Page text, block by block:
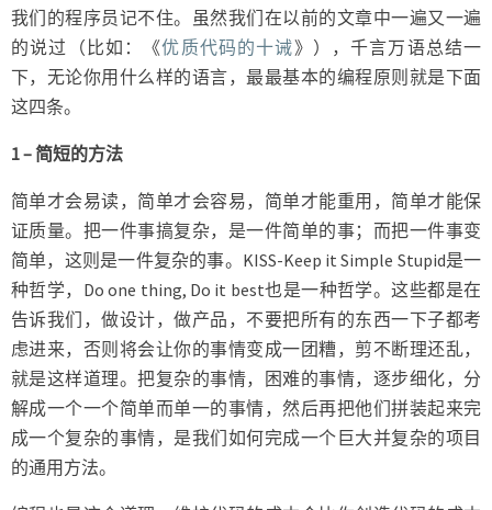
我们的程序员记不住。虽然我们在以前的文章中一遍又一遍
的说过（比如：《优质代码的十诫》），千言万语总结一
下，无论你用什么样的语言，最最基本的编程原则就是下面
这四条。
1 – 简短的方法
简单才会易读，简单才会容易，简单才能重用，简单才能保
证质量。把一件事搞复杂，是一件简单的事；而把一件事变
简单，这则是一件复杂的事。KISS-Keep it Simple Stupid是一
种哲学，Do one thing, Do it best也是一种哲学。这些都是在
告诉我们，做设计，做产品，不要把所有的东西一下子都考
虑进来，否则将会让你的事情变成一团糟，剪不断理还乱，
就是这样道理。把复杂的事情，困难的事情，逐步细化，分
解成一个一个简单而单一的事情，然后再把他们拼装起来完
成一个复杂的事情，是我们如何完成一个巨大并复杂的项目
的通用方法。